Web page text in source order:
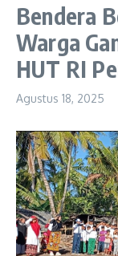
Bendera
Warga
HUT RI
Agustus 18, 2025